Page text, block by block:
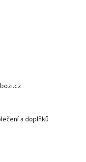
a doplňků